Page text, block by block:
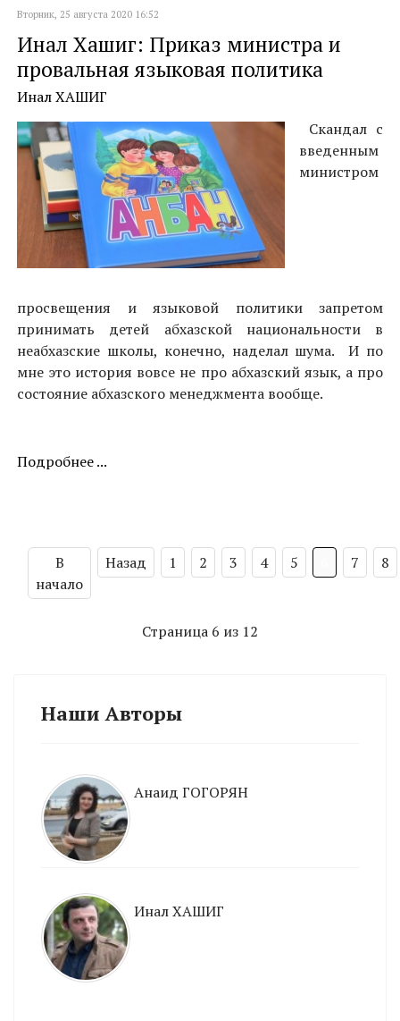
Вторник, 25 августа 2020 16:52
Инал Хашиг: Приказ министра и
провальная языковая политика
Инал ХАШИГ
Скандал с
введенным
министром
просвещения и языковой политики запретом
принимать детей абхазской национальности в
неабхазские школы, конечно, наделал шума. И по
мне это история вовсе не про абхазский язык, а про
состояние абхазского менеджмента вообще.
Подробнее ...
В
начало
Назад 1 2 3 4 5 7 8
Страница 6 из 12
Наши Авторы
Анаид ГОГОРЯН
Инал ХАШИГ